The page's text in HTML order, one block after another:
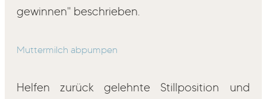
gewinnen" beschrieben.
Muttermilch abpumpen
Helfen zurück gelehnte Stillposition und